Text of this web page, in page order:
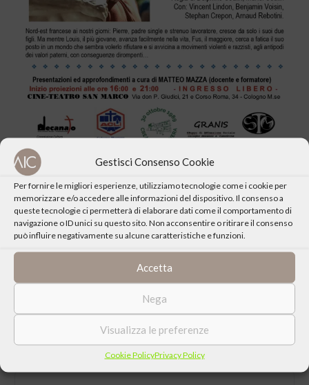
Gestisci Consenso Cookie
Per fornire le migliori esperienze, utilizziamo tecnologie come i cookie per
memorizzare e/o accedere alle informazioni del dispositivo. Il consenso a
queste tecnologie ci permetterà di elaborare dati come il comportamento di
navigazione o ID unici su questo sito. Non acconsentire o ritirare il consenso
può influire negativamente su alcune caratteristiche e funzioni.
Accetta
Nega
Visualizza le preferenze
Cookie PolicyPrivacy Policy
CONDIVIDI QUESTO EVENTO